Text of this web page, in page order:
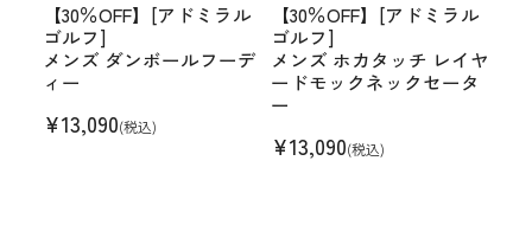
【30％OFF】[アドミラル
ゴルフ]
メンズ ダンボールフーデ
ィー
¥13,090(税込)
【30％OFF】[アドミラル
ゴルフ]
メンズ ホカタッチ レイヤ
ードモックネックセータ
ー
¥13,090(税込)